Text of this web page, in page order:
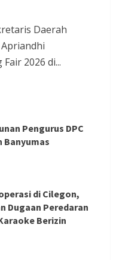
Miras di
Sarana
SMK
Tinggi
Daerah
2026 di...
Pengurus DPC
Banyumas
di Cilegon,
Dugaan Peredaran
Berizin